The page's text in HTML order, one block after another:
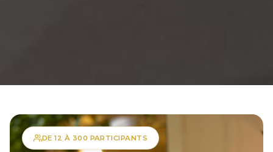
DE 12 À 300 PARTICIPANTS